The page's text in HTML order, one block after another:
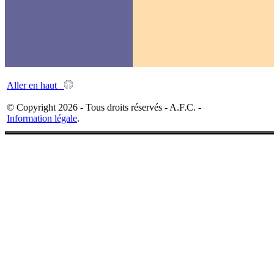
Aller en haut
© Copyright 2026 - Tous droits réservés - A.F.C. -
Information légale.